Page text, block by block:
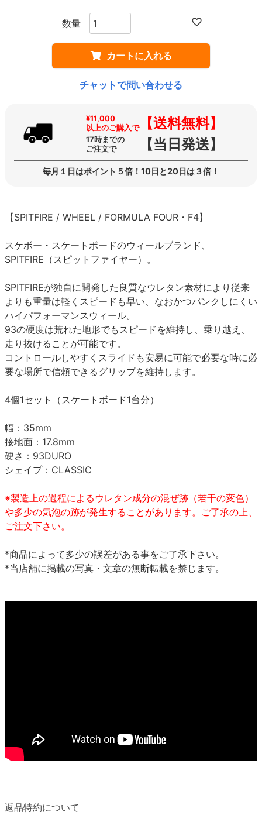
カートに入れる
チャットで問い合わせる
¥11,000
以上のご購入で【送料無料】
17時までの
ご注文で
【当日発送】
毎月１日はポイント５倍！10日と20日は３倍！
【SPITFIRE / WHEEL / FORMULA FOUR・F4】
スケボー・スケートボードのウィールブランド、
SPITFIRE（スピットファイヤー）。
SPITFIREが独自に開発した良質なウレタン素材により従来
よりも重量は軽くスピードも早い、なおかつパンクしにくい
ハイパフォーマンスウィール。
93の硬度は荒れた地形でもスピードを維持し、乗り越え、
走り抜けることが可能です。
コントロールしやすくスライドも安易に可能で必要な時に必
要な場所で信頼できるグリップを維持します。
4個1セット（スケートボード1台分）
幅：35mm
接地面：17.8mm
硬さ：93DURO
シェイプ：CLASSIC
※製造上の過程によるウレタン成分の混ぜ跡（若干の変色）
や多少の気泡の跡が発生することがあります。ご了承の上、
ご注文下さい。
*商品によって多少の誤差がある事をご了承下さい。
*当店舗に掲載の写真・文章の無断転載を禁じます。
返品特約について